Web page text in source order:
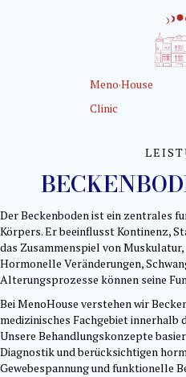
Meno·House
Clinic
Der Beckenboden ist ein zentrales
Körpers. Er beeinflusst Kontinenz,
das Zusammenspiel von
Hormonelle Veränderungen,
Alterungsprozesse können seine
Bei MenoHouse verstehen wir
medizinisches Fachgebiet innerhalb
Unsere Behandlungskonzepte
Diagnostik und berücksichtigen
Gewebespannung und funktionelle